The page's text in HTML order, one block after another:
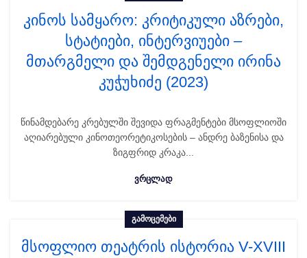
კინოს სამყარო: კრიტიკული აზრები,
სტატიები, ინტერვიუები –
მთარგმელი და შემდგენელი ირინა
კუჭუხიძე (2023)
წინამდებარე კრებულში შევიდა ფრაგმენტები მსოფლიოში
აღიარებული კინოთეორეტიკოსების – ანდრე ბაზენისა და
ზიგფრიდ კრაკა...
ᲕᲠᲪᲚᲐᲓ
ᲒᲐᲛᲝᲪᲔᲛᲔᲑᲘ
მსოფლიო თეატრის ისტორია V-XVIII